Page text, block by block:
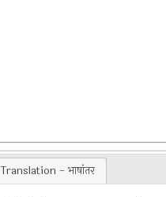
Translation - भाषांतर